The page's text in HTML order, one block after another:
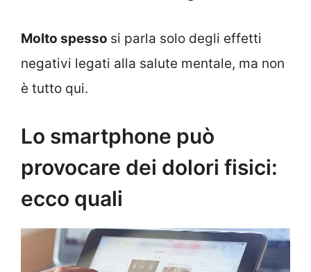
Molto spesso si parla solo degli effetti
negativi legati alla salute mentale, ma non
è tutto qui.
Lo smartphone può
provocare dei dolori fisici:
ecco quali